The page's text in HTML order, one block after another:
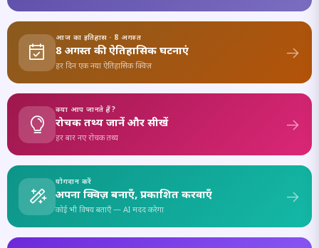
आज का इतिहास · 8 अगस्त
8 अगस्त की ऐतिहासिक घटनाएं
हर दिन एक नया ऐतिहासिक क्विज़
क्या आप जानते हैं?
रोचक तथ्य जानें और सीखें
हर बार नए रोचक तथ्य
योगदान करें
अपना क्विज़ बनाएँ, प्रकाशित करवाएँ
कोई भी विषय बताएँ — AI मदद करेगा